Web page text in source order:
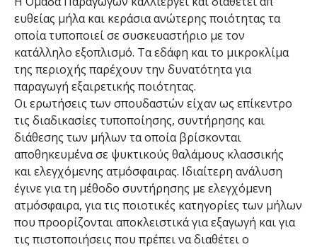
ευθείας μήλα και κεράσια ανώτερης ποιότητας τα
οποία τυποποιεί σε συσκευαστήριο με τον
κατάλληλο εξοπλισμό. Τα εδάφη και το μικροκλίμα
της περιοχής παρέχουν την δυνατότητα για
παραγωγή εξαιρετικής ποιότητας.
Οι ερωτήσεις των σπουδαστών είχαν ως επίκεντρο
τις διαδικασίες τυποποίησης, συντήρησης και
διάθεσης των μήλων τα οποία βρίσκονται
αποθηκευμένα σε ψυκτικούς θαλάμους κλασσικής
και ελεγχόμενης ατμόσφαιρας. Ιδιαίτερη ανάλυση
έγινε για τη μέθοδο συντήρησης με ελεγχόμενη
ατμόσφαιρα, για τις ποιοτικές κατηγορίες των μήλων
που προορίζονται αποκλειστικά για εξαγωγή και για
τις πιστοποιήσεις που πρέπει να διαθέτει ο